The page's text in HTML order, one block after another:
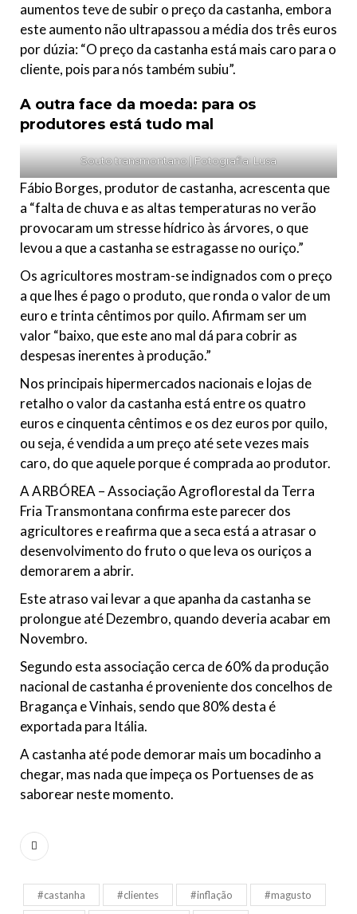
aumentos teve de subir o preço da castanha, embora
este aumento não ultrapassou a média dos três euros
por dúzia: “O preço da castanha está mais caro para o
cliente, pois para nós também subiu”.
A outra face da moeda: para os
produtores está tudo mal
Souto transmontano | Fotografia: Lusa
Fábio Borges, produtor de castanha, acrescenta que
a “falta de chuva e as altas temperaturas no verão
provocaram um stresse hídrico às árvores, o que
levou a que a castanha se estragasse no ouriço.”
Os agricultores mostram-se indignados com o preço
a que lhes é pago o produto, que ronda o valor de um
euro e trinta cêntimos por quilo. Afirmam ser um
valor “baixo, que este ano mal dá para cobrir as
despesas inerentes à produção.”
Nos principais hipermercados nacionais e lojas de
retalho o valor da castanha está entre os quatro
euros e cinquenta cêntimos e os dez euros por quilo,
ou seja, é vendida a um preço até sete vezes mais
caro, do que aquele porque é comprada ao produtor.
A ARBÓREA – Associação Agroflorestal da Terra
Fria Transmontana confirma este parecer dos
agricultores e reafirma que a seca está a atrasar o
desenvolvimento do fruto o que leva os ouriços a
demorarem a abrir.
Este atraso vai levar a que apanha da castanha se
prolongue até Dezembro, quando deveria acabar em
Novembro.
Segundo esta associação cerca de 60% da produção
nacional de castanha é proveniente dos concelhos de
Bragança e Vinhais, sendo que 80% desta é
exportada para Itália.
A castanha até pode demorar mais um bocadinho a
chegar, mas nada que impeça os Portuenses de as
saborear neste momento.
#castanha #clientes #inflação #magusto